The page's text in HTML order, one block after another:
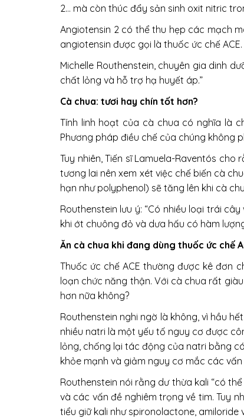
2… mà còn thúc đẩy sản sinh oxit nitric
Angiotensin 2 có thể thu hẹp các mạch
angiotensin được gọi là thuốc ức chế ACE.
Michelle Routhenstein, chuyên gia dinh
chất lỏng và hỗ trợ hạ huyết áp.”
Cà chua: tươi hay chín tốt hơn?
Tính linh hoạt của cà chua có nghĩa là
Phương pháp điều chế của chúng không
Tuy nhiên, Tiến sĩ Lamuela-Raventós
tương lai nên xem xét việc chế biến cà
hạn như polyphenol) sẽ tăng lên khi cà
Routhenstein lưu ý: “Có nhiều loại trái
khi ớt chuông đỏ và dưa hấu có hàm
Ăn cà chua khi đang dùng thuốc ức chế
Thuốc ức chế ACE thường được kê đơn
loạn chức năng thận. Với cà chua rất
hơn nữa không?
Routhenstein nghi ngờ là không, vì hầu
nhiều natri là một yếu tố nguy cơ được
lỏng, chống lại tác động của natri bằng
khỏe mạnh và giảm nguy cơ mắc các vấn
Routhenstein nói rằng dư thừa kali “có
và các vấn đề nghiêm trọng về tim. Tuy
tiểu giữ kali như spironolactone,